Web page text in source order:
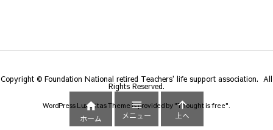
Copyright © Foundation National retired Teachers' life support association. All
Rights Reserved.
WordPress Luxeritas Theme is provided by "Thought is free".

ホーム

メニュー

上へ